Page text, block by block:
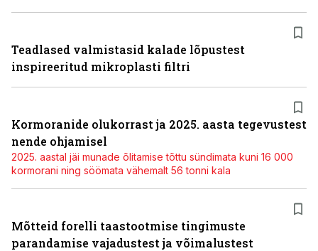
Teadlased valmistasid kalade lõpustest
inspireeritud mikroplasti filtri
Kormoranide olukorrast ja 2025. aasta tegevustest
nende ohjamisel
2025. aastal jäi munade õlitamise tõttu sündimata kuni 16 000
kormorani ning söömata vähemalt 56 tonni kala
Mõtteid forelli taastootmise tingimuste
parandamise vajadustest ja võimalustest